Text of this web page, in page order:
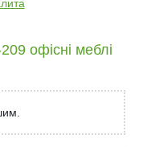
офісні меблі